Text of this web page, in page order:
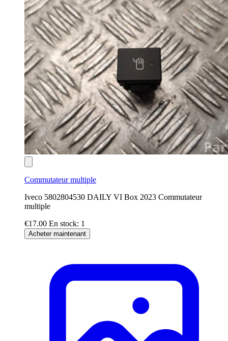
Commutateur multiple
Iveco 5802804530 DAILY VI Box 2023 Commutateur
multiple
€17.00 En stock: 1
Acheter maintenant